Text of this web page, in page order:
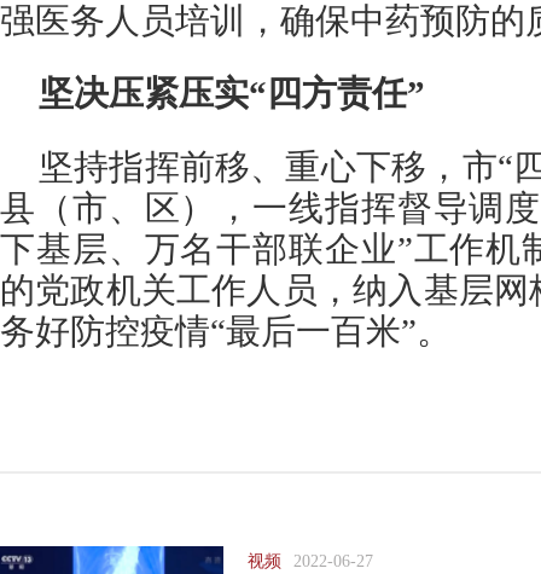
强医务人员培训，确保中药预防的
坚决压紧压实“四方责任”
坚持指挥前移、重心下移，市“
县（市、区），一线指挥督导调
下基层、万名干部联企业”工作机
的党政机关工作人员，纳入基层
务好防控疫情“最后一百米”。
视频 2022-06-27